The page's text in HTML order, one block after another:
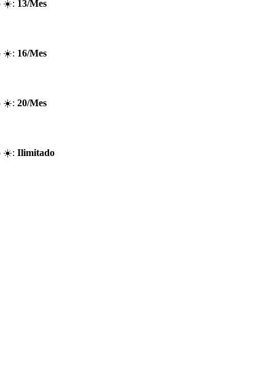
☀️: 13/Mes
☀️: 16/Mes
☀️: 20/Mes
☀️: Ilimitado